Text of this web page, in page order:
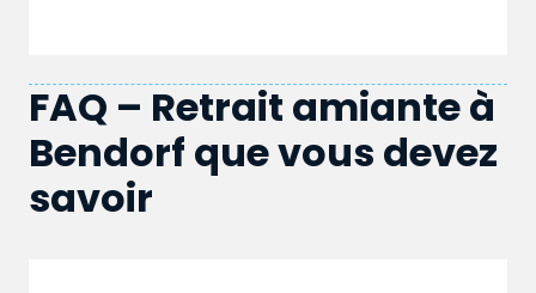
FAQ – Retrait amiante à
Bendorf que vous devez
savoir